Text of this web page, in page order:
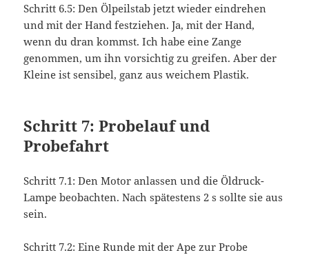
Schritt 6.5: Den Ölpeilstab jetzt wieder eindrehen
und mit der Hand festziehen. Ja, mit der Hand,
wenn du dran kommst. Ich habe eine Zange
genommen, um ihn vorsichtig zu greifen. Aber der
Kleine ist sensibel, ganz aus weichem Plastik.
Schritt 7: Probelauf und
Probefahrt
Schritt 7.1: Den Motor anlassen und die Öldruck-
Lampe beobachten. Nach spätestens 2 s sollte sie aus
sein.
Schritt 7.2: Eine Runde mit der Ape zur Probe